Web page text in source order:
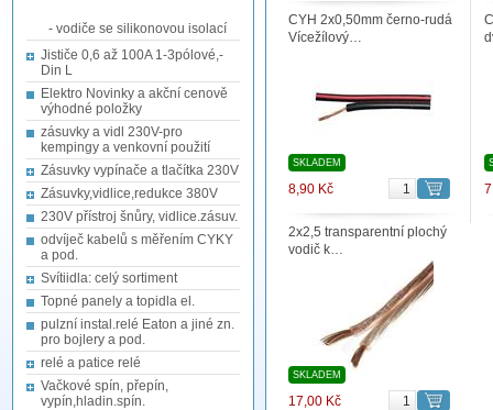
- vodiče se silikonovou isolací
Jističe 0,6 až 100A 1-3pólové,-
Din L
Elektro Novinky a akční cenově
výhodné položky
zásuvky a vidl 230V-pro
kempingy a venkovní použití
Zásuvky vypínače a tlačítka 230V
Zásuvky,vidlice,redukce 380V
230V přístroj šnůry, vidlice.zásuv.
odvíječ kabelů s měřením CYKY
a pod.
Svítiidla: celý sortiment
Topné panely a topidla el.
pulzní instal.relé Eaton a jiné zn.
pro bojlery a pod.
relé a patice relé
Vačkové spín, přepín,
vypín,hladin.spín.
CYH 2x0,50mm černo-rudá
Vícežílový…
SKLADEM
8,90 Kč
2x2,5 transparentní plochý
vodič k…
SKLADEM
17,00 Kč